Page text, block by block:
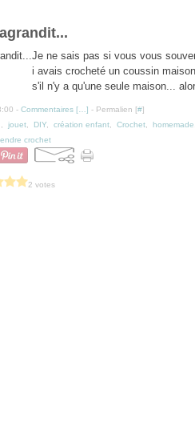
Je ne sais pas si vous vous
i avais crocheté un coussin
s'il n'y a qu'une seule maison...
- Commentaires [ ] - Permalien [#]
jouet DIY création enfant Crochet homemade
crochet
2 votes